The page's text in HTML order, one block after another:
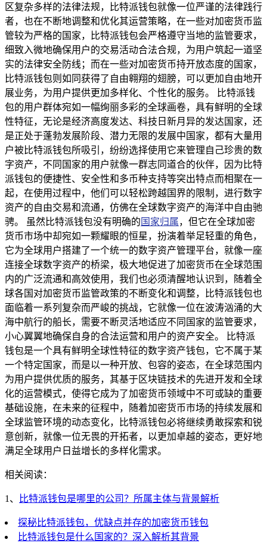
区复杂多样的法律法规，比特派钱包就像一位严谨的法律践行
者，也在不断地调整和优化其运营策略，在一些对加密货币监
管较为严格的国家，比特派钱包会严格遵守当地的监管要求，
细致入微地确保用户的交易活动合法合规，为用户筑起一道坚
实的法律安全防线；而在一些对加密货币持开放态度的国家，
比特派钱包则如同获得了自由翱翔的翅膀，可以更加自由地开
展业务，为用户提供更加多样化、个性化的服务。 比特派钱
包的用户群体宛如一幅绚丽多彩的全球画卷，具有鲜明的全球
性特征，无论是经济高度发达、科技日新月异的发达国家，还
是正处于蓬勃发展阶段、潜力无限的发展中国家，都有大量用
户被比特派钱包所吸引，纷纷选择使用它来管理自己珍贵的数
字资产，不同国家的用户就像一群志同道合的伙伴，因为比特
派钱包的便捷性、安全性和多币种支持等突出特点而相聚在一
起，在使用过程中，他们可以轻松跨越国界的限制，进行数字
资产的自由交易和流通，仿佛在全球数字资产的海洋中自由驰
骋。 虽然比特派钱包没有明确的 国家归属，但它在全球加密
货币市场中却宛如一颗耀眼的恒星，扮演着举足轻重的角色，
它为全球用户搭建了一个统一的数字资产管理平台，就像一座
连接全球数字资产的桥梁，极大地促进了加密货币在全球范围
内的广泛流通和高效使用，我们也必须清醒地认识到，随着全
球各国对加密货币监管政策的不断变化和调整，比特派钱包也
面临着一系列复杂而严峻的挑战，它就像一位在波涛汹涌的大
海中航行的船长，需要不断灵活地适应不同国家的监管要求，
小心翼翼地确保自身的合法运营和用户的资产安全。 比特派
钱包是一个具有鲜明全球性特征的数字资产钱包，它不属于某
一个特定国家，而是以一种开放、包容的姿态，在全球范围内
为用户提供优质的服务，其基于区块链技术的先进开发和全球
化的运营模式，使得它成为了加密货币领域中不可或缺的重要
基础设施，在未来的征程中，随着加密货币市场的持续发展和
全球监管环境的动态变化，比特派钱包必将继续勇敢探索和锐
意创新，就像一位无畏的开拓者，以更加卓越的姿态，更好地
满足全球用户日益增长的多样化需求。
相关阅读：
1、 比特派钱包是哪里的公司？所属主体与背景解析
探秘比特派钱包，优缺点并存的加密货币钱包
比特派钱包是什么国家的？深入解析其背景